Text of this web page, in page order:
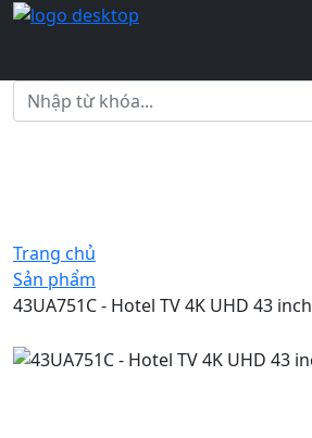
Trang chủ
Sản phẩm
43UA751C - Hotel TV 4K UHD 43 inch